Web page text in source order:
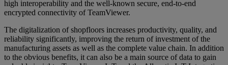
high interoperability and the well-known secure, end-to-end
encrypted connectivity of TeamViewer.
The digitalization of shopfloors increases productivity, quality, and
reliability significantly, improving the return of investment of the
manufacturing assets as well as the complete value chain. In addition
to the obvious benefits, it can also be a main source of data to gain